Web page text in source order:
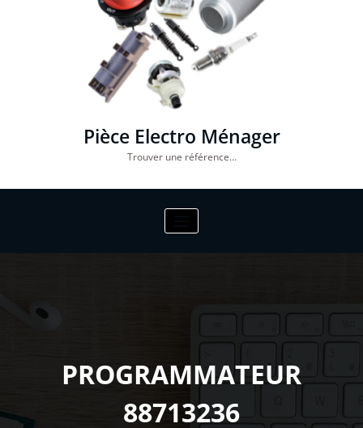
Pièce Electro Ménager
Trouver une référence…
PROGRAMMATEUR
88713236